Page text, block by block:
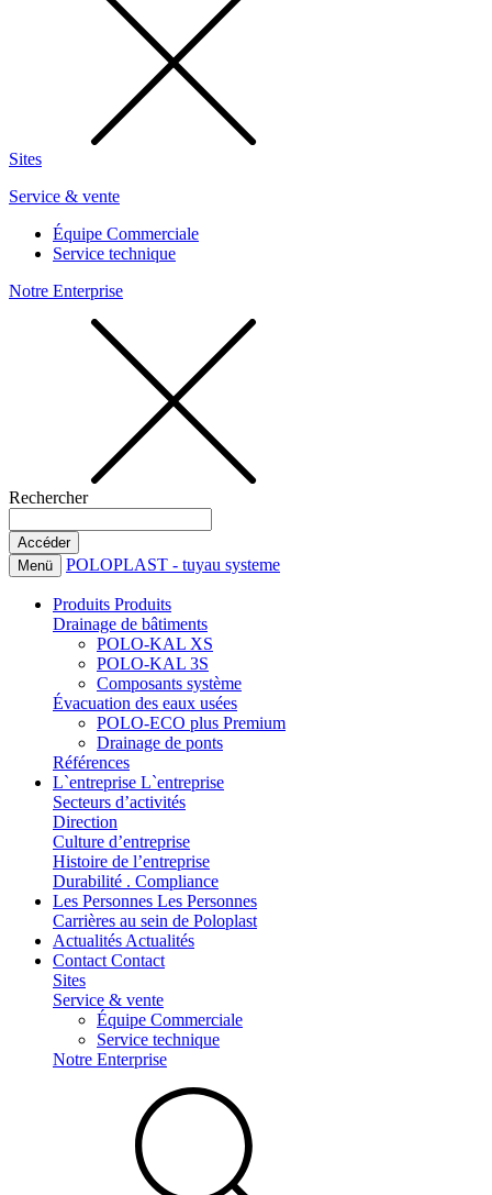
Sites
Service & vente
Équipe Commerciale
Service technique
Notre Enterprise
Rechercher
Menü POLOPLAST - tuyau systeme
Produits Produits
Drainage de bâtiments
POLO-KAL XS
POLO-KAL 3S
Composants système
Évacuation des eaux usées
POLO-ECO plus Premium
Drainage de ponts
Références
L`entreprise L`entreprise
Secteurs d’activités
Direction
Culture d’entreprise
Histoire de l’entreprise
Durabilité . Compliance
Les Personnes Les Personnes
Carrières au sein de Poloplast
Actualités Actualités
Contact Contact
Sites
Service & vente
Équipe Commerciale
Service technique
Notre Enterprise